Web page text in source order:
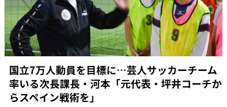
国立7万人動員を目標に…芸人サッカーチーム
率いる次長課長・河本「元代表・坪井コーチか
らスペイン戦術を」